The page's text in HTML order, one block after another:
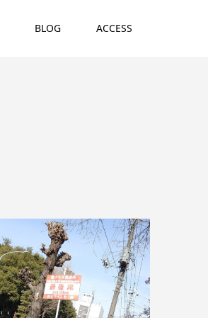
BLOG ACCESS
